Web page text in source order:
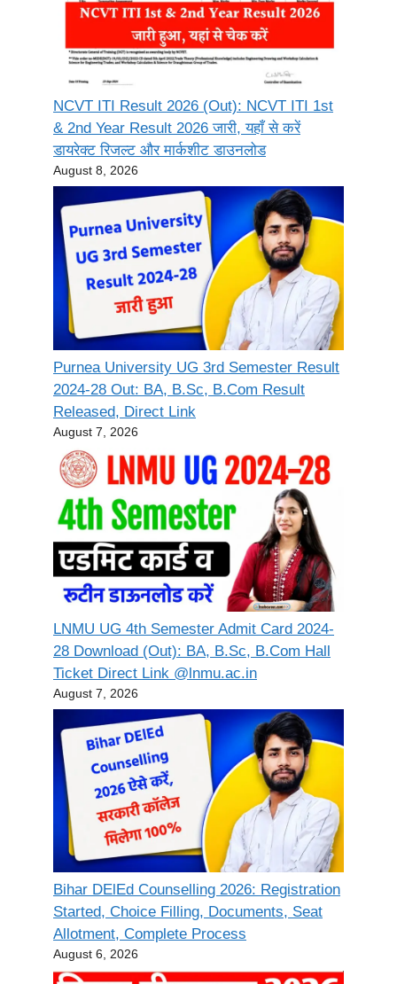
NCVT ITI Result 2026 (Out): NCVT ITI 1st
& 2nd Year Result 2026 जारी, यहाँ से करें
डायरेक्ट रिजल्ट और मार्कशीट डाउनलोड
August 8, 2026
Purnea University UG 3rd Semester Result
2024-28 Out: BA, B.Sc, B.Com Result
Released, Direct Link
August 7, 2026
LNMU UG 4th Semester Admit Card 2024-
28 Download (Out): BA, B.Sc, B.Com Hall
Ticket Direct Link @lnmu.ac.in
August 7, 2026
Bihar DElEd Counselling 2026: Registration
Started, Choice Filling, Documents, Seat
Allotment, Complete Process
August 6, 2026